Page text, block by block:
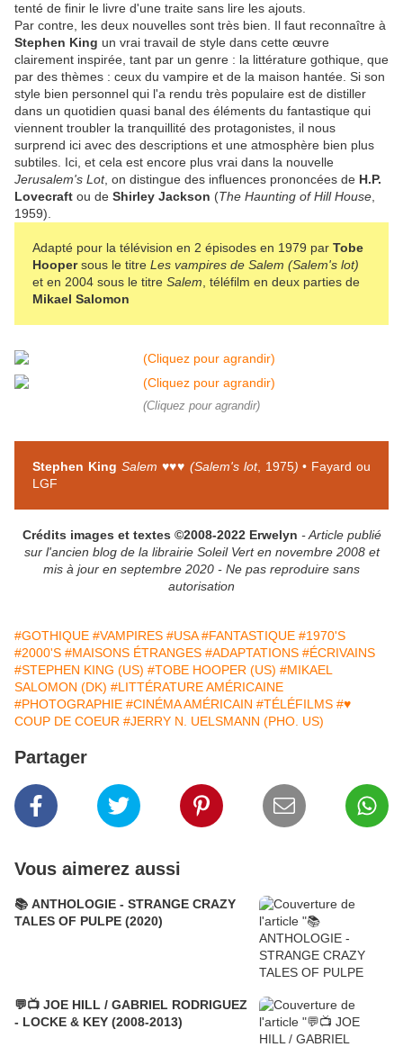
tenté de finir le livre d'une traite sans lire les ajouts.
Par contre, les deux nouvelles sont très bien. Il faut reconnaître à
Stephen King un vrai travail de style dans cette œuvre
clairement inspirée, tant par un genre : la littérature gothique, que
par des thèmes : ceux du vampire et de la maison hantée. Si son
style bien personnel qui l'a rendu très populaire est de distiller
dans un quotidien quasi banal des éléments du fantastique qui
viennent troubler la tranquillité des protagonistes, il nous
surprend ici avec des descriptions et une atmosphère bien plus
subtiles. Ici, et cela est encore plus vrai dans la nouvelle
Jerusalem's Lot, on distingue des influences prononcées de H.P.
Lovecraft ou de Shirley Jackson (The Haunting of Hill House
1959)
Adapté pour la télévision en 2 épisodes en 1979 par Tobe
Hoopersous le titre Les vampires de Salem (Salem's lot)
et en 2004 sous le titre Salem , téléfilm en deux parties de
Mikael Salomon
(Cliquez pour agrandir)
Stephen King Salem ♥♥♥ (Salem's lot, 1975) • Fayard ou
LGF
Crédits images et textes ©2008-2022 Erwelyn - Article publié
sur l'ancien blog de la librairie Soleil Vert en novembre 2008 et
mis à jour en septembre 2020 - Ne pas reproduire sans
autorisation
#GOTHIQUE #VAMPIRES #USA #FANTASTIQUE #1970'S
#2000'S #MAISONS ÉTRANGES #ADAPTATIONS #ÉCRIVAINS
#STEPHEN KING (US) #TOBE HOOPER (US) #MIKAEL
SALOMON (DK) #LITTÉRATURE AMÉRICAINE
#PHOTOGRAPHIE #CINÉMA AMÉRICAIN #TÉLÉFILMS #♥
COUP DE COEUR #JERRY N. UELSMANN (PHO. US)
Partager
Vous aimerez aussi
📚 ANTHOLOGIE - STRANGE CRAZY
TALES OF PULPE (2020)
💬📺 JOE HILL / GABRIEL RODRIGUEZ
- LOCKE & KEY (2008-2013)